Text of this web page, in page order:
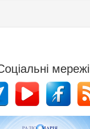
мережі